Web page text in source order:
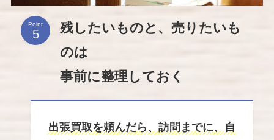
Point
残したいものと、売りたいも
のは
事前に整理しておく
出張買取を頼んだら、訪問までに、自